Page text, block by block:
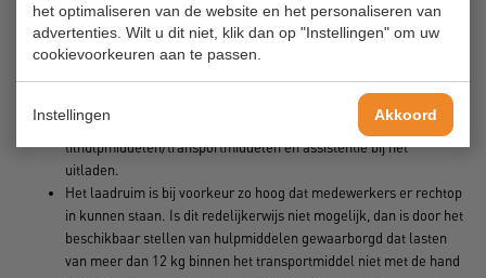
het optimaliseren van de website en het personaliseren van
advertenties. Wilt u dit niet, klik dan op "Instellingen" om uw
cookievoorkeuren aan te passen.
Instellingen Akkoord
De belading is zodanig dat het risico op kantelen of in onbalans
raken van het voertuig tot het minimum beperkt wordt (geen
onevenwichtige, topzware of verschuivende belading).
Er zijn afspraken gemaakt met klanten over de eisen die gesteld
worden aan de plaats van levering. Hierin is aandacht voor
veiligheid van de omgeving, beschikbaar en bruikbaar zijn van
tilhulpmiddelen/transportmiddelen en assistentie bij het
uitladen.
Het laadruim is bij voorkeur zo hoog dat medewerkers er rechtop
in kunnen staan. Is dit redelijkerwijs niet mogelijk, dan is door het
beschikbaar stellen van hulpmiddelen gewaarborgd dat lasten
van meer dan 12 kg binnen het transportmiddel niet met de hand